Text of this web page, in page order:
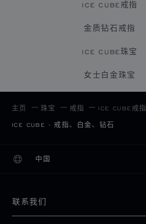
ICE CUBE戒指
金质钻石戒指
ICE CUBE珠宝
女士白金珠宝
主页 珠宝 戒指 ICE CUBE戒指
ICE CUBE - 戒指、白金、钻石
中国
本地化（更改国家/地区）
更改国家/地区
联系我们